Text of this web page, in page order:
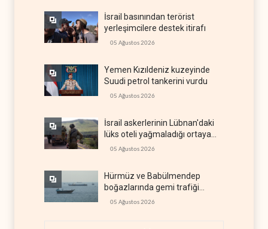
İsrail basınından terörist
yerleşimcilere destek itirafı
05 Ağustos 2026
Yemen Kızıldeniz kuzeyinde
Suudi petrol tankerini vurdu
05 Ağustos 2026
İsrail askerlerinin Lübnan'daki
lüks oteli yağmaladığı ortaya
çıktı
05 Ağustos 2026
Hürmüz ve Babülmendep
boğazlarında gemi trafiği
durağan seyrini koruyor
05 Ağustos 2026